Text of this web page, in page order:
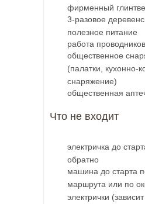
фирменный
3-разовое
полезное питание
работа проводников
общественное
(палатки, кухонно-
снаряжение)
общественная
Что не входит
электричка до
обратно
машина до старта
маршрута или по
электрички